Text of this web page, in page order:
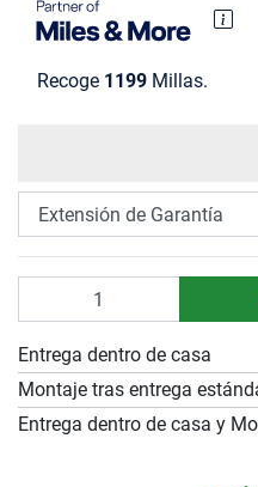
Recoge 1199 Millas.
Entrega dentro de casa
Montaje tras entrega
Entrega dentro de casa y